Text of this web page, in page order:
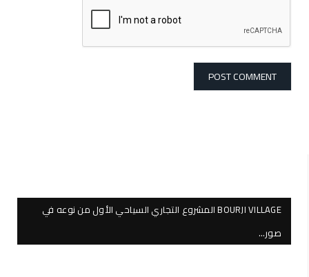
BOURJI VILLAGE المشروع التجاري السياحي الأول من نوعه في
صور…